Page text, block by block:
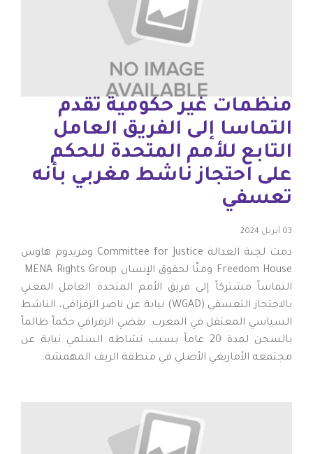
منظمات غير حكومية تقدم
التماسا إلى الفريق العامل
التابع للأمم المتحدة للحكم
على احتجاز ناشط مغربي بأنه
تعسفي
03 أبريل 2024
دمت لجنة العدالة Committee for Justice وفريدوم هاوس
التماساً مشتركاً إلى فريق الأمم المتحدة العامل المعني
بالاحتجاز التعسفي (WGAD) نيابة عن ناصر الزفزافي، الناشط
السياسي المعتقل في المغرب. يقضي الزفزافي حكماً ظالماً
بالسجن لمدة 20 عاماً بسبب نشاطه السلمي نيابة عن
مجتمعه الأمازيغي الأصلي في منطقة الريف المهمشة.